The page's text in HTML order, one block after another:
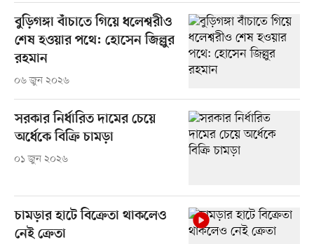
বুড়িগঙ্গা বাঁচাতে গিয়ে ধলেশ্বরীও
শেষ হওয়ার পথে: হোসেন জিল্লুর
রহমান
০৬ জুন ২০২৬
সরকার নির্ধারিত দামের চেয়ে
অর্ধেকে বিক্রি চামড়া
০১ জুন ২০২৬
চামড়ার হাটে বিক্রেতা থাকলেও
নেই ক্রেতা